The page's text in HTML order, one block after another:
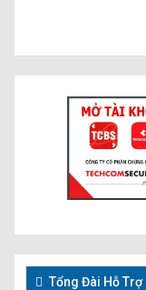
Tổng Đài Hỗ Trợ